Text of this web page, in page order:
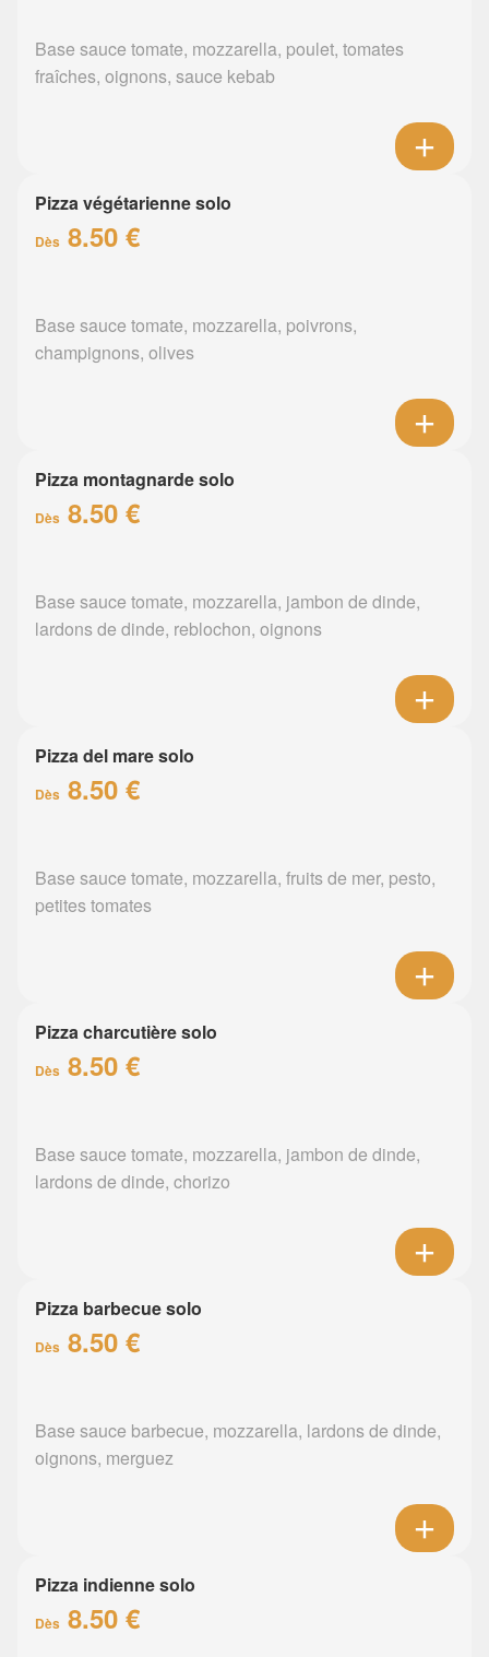
Base sauce tomate, mozzarella, poulet, tomates
fraîches, oignons, sauce kebab
Pizza végétarienne solo
Dès 8.50 €
Base sauce tomate, mozzarella, poivrons,
champignons, olives
Pizza montagnarde solo
Dès 8.50 €
Base sauce tomate, mozzarella, jambon de dinde,
lardons de dinde, reblochon, oignons
Pizza del mare solo
Dès 8.50 €
Base sauce tomate, mozzarella, fruits de mer, pesto,
petites tomates
Pizza charcutière solo
Dès 8.50 €
Base sauce tomate, mozzarella, jambon de dinde,
lardons de dinde, chorizo
Pizza barbecue solo
Dès 8.50 €
Base sauce barbecue, mozzarella, lardons de dinde,
oignons, merguez
Pizza indienne solo
Dès 8.50 €